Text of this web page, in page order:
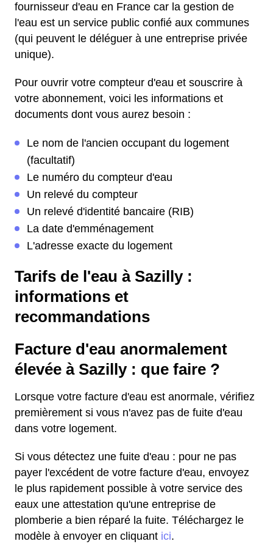
fournisseur d'eau en France car la gestion de
l'eau est un service public confié aux communes
(qui peuvent le déléguer à une entreprise privée
unique).
Pour ouvrir votre compteur d'eau et souscrire à
votre abonnement, voici les informations et
documents dont vous aurez besoin :
Le nom de l'ancien occupant du logement
(facultatif)
Le numéro du compteur d'eau
Un relevé du compteur
Un relevé d'identité bancaire (RIB)
La date d'emménagement
L'adresse exacte du logement
Tarifs de l'eau à Sazilly :
informations et
recommandations
Facture d'eau anormalement
élevée à Sazilly : que faire ?
Lorsque votre facture d'eau est anormale, vérifiez
premièrement si vous n'avez pas de fuite d'eau
dans votre logement.
Si vous détectez une fuite d'eau : pour ne pas
payer l'excédent de votre facture d'eau, envoyez
le plus rapidement possible à votre service des
eaux une attestation qu'une entreprise de
plomberie a bien réparé la fuite. Téléchargez le
modèle à envoyer en cliquant ici.